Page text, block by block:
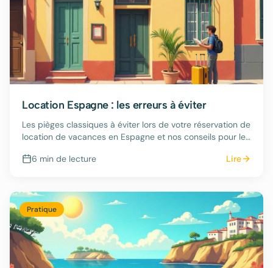
Location Espagne : les erreurs à éviter
Les pièges classiques à éviter lors de votre réservation de
location de vacances en Espagne et nos conseils pour les
6 min de lecture Lire
Pratique